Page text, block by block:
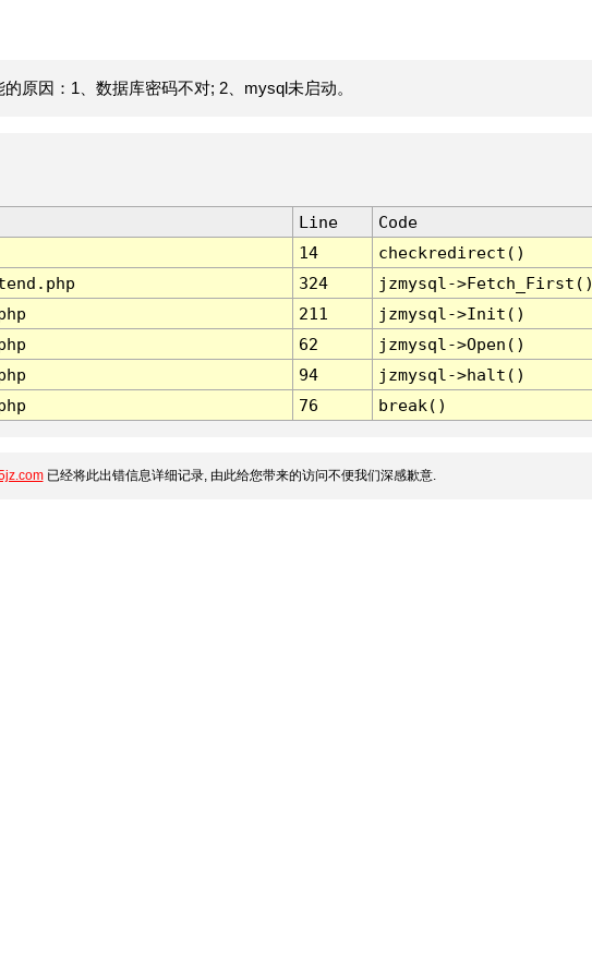
原因：1、数据库密码不对; 2、mysql未启动。
Line
Code
14
checkredirect()
324
jzmysql-
211
jzmysql->Init()
62
jzmysql->Open()
94
jzmysql->halt()
76 break()
已经将此出错信息详细记录, 由此给您带来的访问不便我们深感歉意.